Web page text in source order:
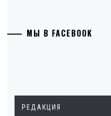
МЫ В FACEBOOK
РЕДАКЦИЯ